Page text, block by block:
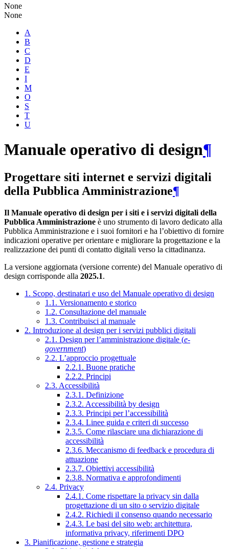
None
None
A
B
C
D
E
I
M
O
S
T
U
Manuale operativo di design¶
Progettare siti internet e servizi digitali
della Pubblica Amministrazione¶
Il Manuale operativo di design per i siti e i servizi digitali della
Pubblica Amministrazione è uno strumento di lavoro dedicato alla
Pubblica Amministrazione e i suoi fornitori e ha l’obiettivo di fornire
indicazioni operative per orientare e migliorare la progettazione e la
realizzazione dei punti di contatto digitali verso la cittadinanza.
La versione aggiornata (versione corrente) del Manuale operativo di
design corrisponde alla 2025.1.
1. Scopo, destinatari e uso del Manuale operativo di design
1.1. Versionamento e storico
1.2. Consultazione del manuale
1.3. Contribuisci al manuale
2. Introduzione al design per i servizi pubblici digitali
2.1. Design per l’amministrazione digitale (e-
government)
2.2. L’approccio progettuale
2.2.1. Buone pratiche
2.2.2. Principi
2.3. Accessibilità
2.3.1. Definizione
2.3.2. Accessibilità by design
2.3.3. Principi per l’accessibilità
2.3.4. Linee guida e criteri di successo
2.3.5. Come rilasciare una dichiarazione di
accessibilità
2.3.6. Meccanismo di feedback e procedura di
attuazione
2.3.7. Obiettivi accessibilità
2.3.8. Normativa e approfondimenti
2.4. Privacy
2.4.1. Come rispettare la privacy sin dalla
progettazione di un sito o servizio digitale
2.4.2. Richiedi il consenso quando necessario
2.4.3. Le basi del sito web: architettura,
informativa privacy, riferimenti DPO
3. Pianificazione, gestione e strategia